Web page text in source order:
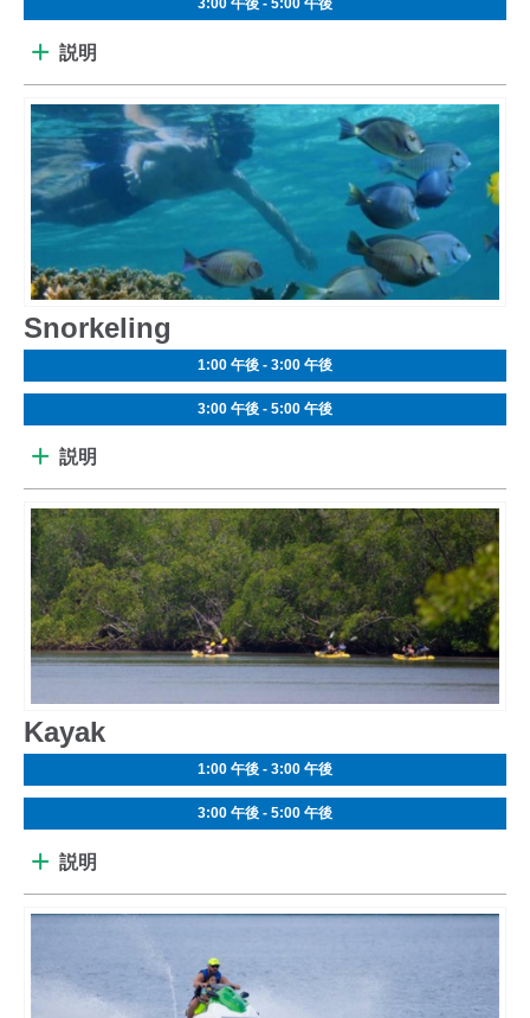
3:00 午後 - 5:00 午後
説明
Snorkeling
1:00 午後 - 3:00 午後
3:00 午後 - 5:00 午後
説明
Kayak
1:00 午後 - 3:00 午後
3:00 午後 - 5:00 午後
説明